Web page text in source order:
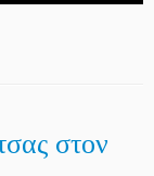
στον